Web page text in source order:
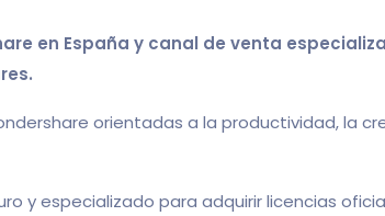
en España y canal de venta
orientadas a la productividad, la
y especializado para adquirir licencias